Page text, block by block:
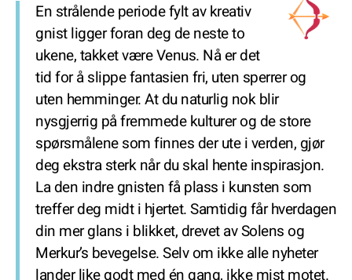
En strålende periode fylt av kreativ
gnist ligger foran deg de neste to
ukene, takket være Venus. Nå er det
tid for å slippe fantasien fri, uten sperrer og
uten hemminger. At du naturlig nok blir
nysgjerrig på fremmede kulturer og de store
spørsmålene som finnes der ute i verden, gjør
deg ekstra sterk når du skal hente inspirasjon.
La den indre gnisten få plass i kunsten som
treffer deg midt i hjertet. Samtidig får hverdagen
din mer glans i blikket, drevet av Solens og
Merkur’s bevegelse. Selv om ikke alle nyheter
lander like godt med én gang, ikke mist motet.